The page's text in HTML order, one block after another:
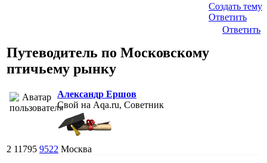
Создать тему
Ответить
Ответить
Путеводитель по Московскому
птичьему рынку
Александр Ершов
Свой на Aqa.ru, Советник
2 11795 9522 Москва